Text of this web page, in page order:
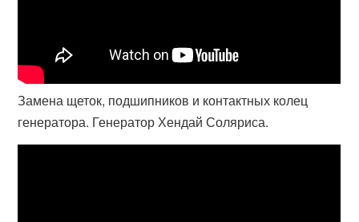
Замена щеток, подшипников и контактных колец
генератора. Генератор Хендай Соляриса.